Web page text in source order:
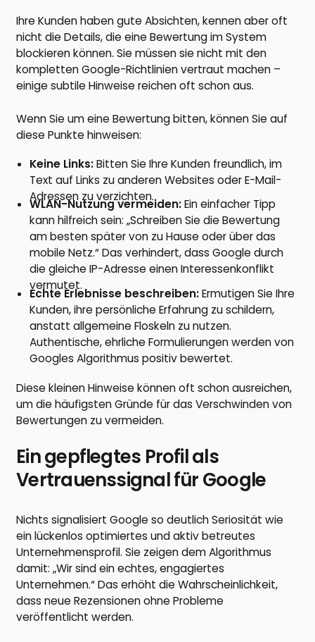
Ihre Kunden haben gute Absichten, kennen aber oft
nicht die Details, die eine Bewertung im System
blockieren können. Sie müssen sie nicht mit den
kompletten Google-Richtlinien vertraut machen –
einige subtile Hinweise reichen oft schon aus.
Wenn Sie um eine Bewertung bitten, können Sie auf
diese Punkte hinweisen:
Keine Links:Bitten Sie Ihre Kunden freundlich, im
Text auf Links zu anderen Websites oder E-Mail-
Adressen zu verzichten.
WLAN-Nutzung vermeiden:Ein einfacher Tipp
kann hilfreich sein: „Schreiben Sie die Bewertung
am besten später von zu Hause oder über das
mobile Netz.“ Das verhindert, dass Google durch
die gleiche IP-Adresse einen Interessenkonflikt
vermutet.
Echte Erlebnisse beschreiben:Ermutigen Sie Ihre
Kunden, ihre persönliche Erfahrung zu schildern,
anstatt allgemeine Floskeln zu nutzen.
Authentische, ehrliche Formulierungen werden von
Googles Algorithmus positiv bewertet.
Diese kleinen Hinweise können oft schon ausreichen,
um die häufigsten Gründe für das Verschwinden von
Bewertungen zu vermeiden.
Ein gepflegtes Profil als
Vertrauenssignal für Google
Nichts signalisiert Google so deutlich Seriosität wie
ein lückenlos optimiertes und aktiv betreutes
Unternehmensprofil. Sie zeigen dem Algorithmus
damit: „Wir sind ein echtes, engagiertes
Unternehmen.“ Das erhöht die Wahrscheinlichkeit,
dass neue Rezensionen ohne Probleme
veröffentlicht werden.